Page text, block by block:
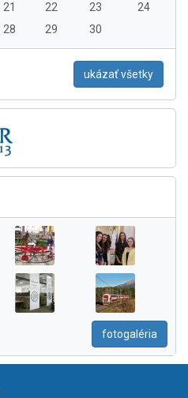
21 22 23
24
28 29 30
ukázať všetky
fotogaléria